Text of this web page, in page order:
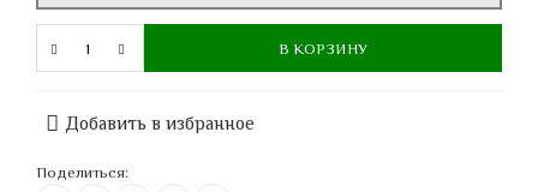
В КОРЗИНУ
Добавить в избранное
Поделиться: